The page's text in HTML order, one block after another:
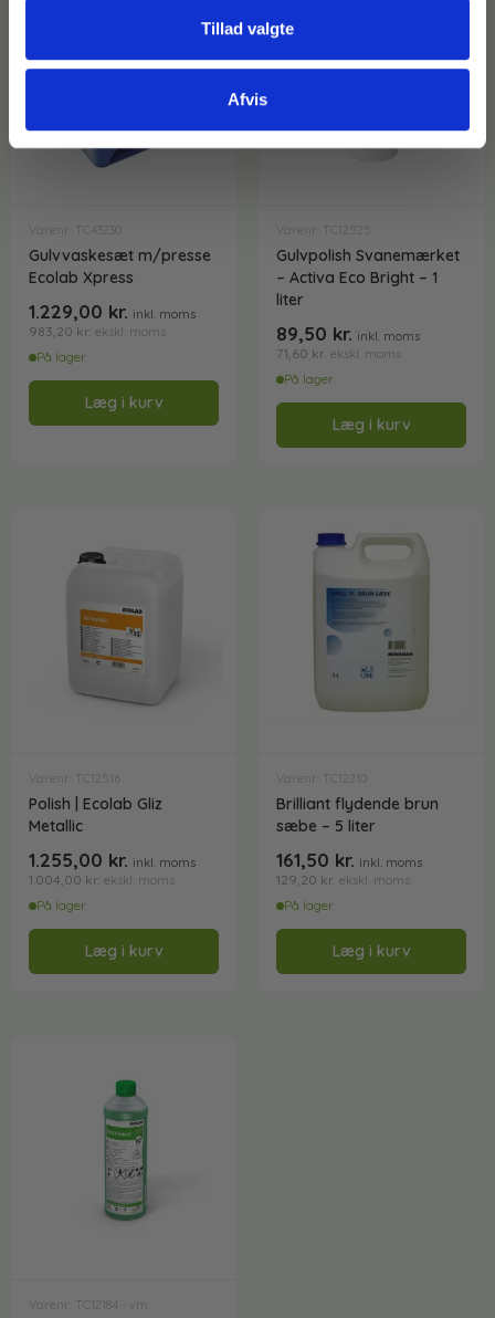
Tillad valgte
Afvis
Varenr: TC43230
Gulvvaskesæt m/presse
Ecolab Xpress
1.229,00 kr. inkl. moms
983,20 kr. ekskl. moms
På lager
Læg i kurv
Varenr: TC12525
Gulvpolish Svanemærket
– Activa Eco Bright – 1
liter
89,50 kr. inkl. moms
71,60 kr. ekskl. moms
På lager
Læg i kurv
Varenr: TC12516
Polish | Ecolab Gliz
Metallic
1.255,00 kr. inkl. moms
1.004,00 kr. ekskl. moms
På lager
Læg i kurv
Varenr: TC12210
Brilliant flydende brun
sæbe – 5 liter
161,50 kr. inkl. moms
129,20 kr. ekskl. moms
På lager
Læg i kurv
Varenr: TC12184 - vm